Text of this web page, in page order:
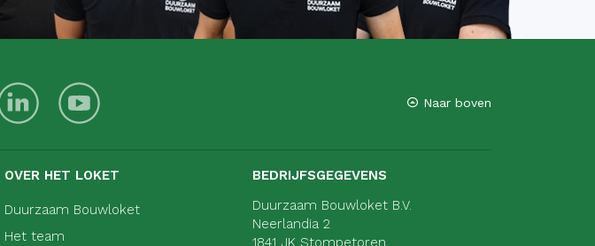
Naar boven
OVER HET LOKET
Duurzaam Bouwloket
Het team
BEDRIJFSGEGEVENS
Duurzaam Bouwloket B.V.
Neerlandia 2
1841 JK Stompetoren